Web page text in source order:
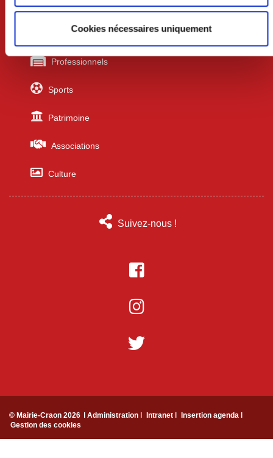
Cookies nécessaires uniquement
Urbanisme
Écoles
Professionnels
Sports
Patrimoine
Associations
Culture
Suivez-nous !
© Mairie-Craon 2026 ǀ Administration ǀ Intranet ǀ
Insertion agenda ǀ
Gestion des cookies